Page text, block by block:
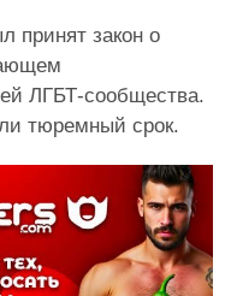
принят закон о
ЛГБТ-сообщества.
тюремный срок.